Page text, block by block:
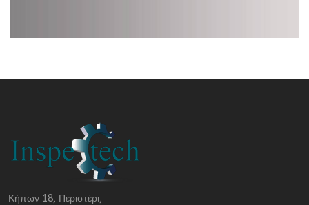
Κήπων 18, Περιστέρι,